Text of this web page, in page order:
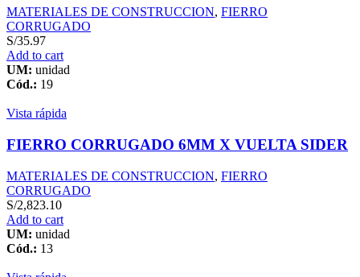
MATERIALES DE CONSTRUCCION, FIERRO
CORRUGADO
S/35.97
Add to cart
UM: unidad
Cód.: 19
Vista rápida
FIERRO CORRUGADO 6MM X VUELTA SIDER
MATERIALES DE CONSTRUCCION, FIERRO
CORRUGADO
S/2,823.10
Add to cart
UM: unidad
Cód.: 13